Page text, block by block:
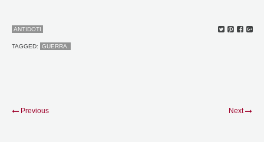
ANTIDOTI
TAGGED: GUERRA.
Previous Next